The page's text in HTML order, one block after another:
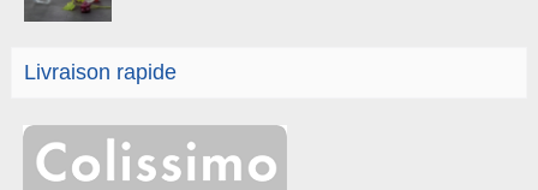
Livraison rapide